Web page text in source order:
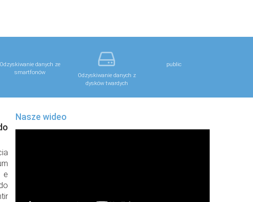
Odzyskiwanie danych ze
smartfonów
Odzyskiwanie danych z
dysków twardych
public
e
Nasze wideo